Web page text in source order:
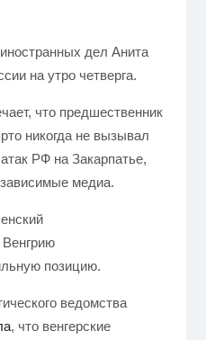
дел Анита
на утро четверга.
что предшественник
никогда не вызывал
РФ на Закарпатье,
медиа.
Венгрию
позицию.
ведомства
, что венгерские